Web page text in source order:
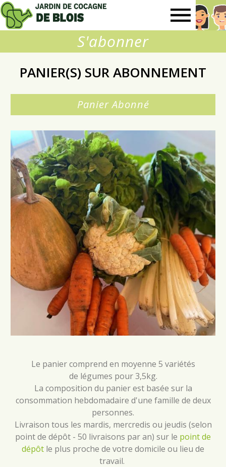
de
Cocagne
de
Blois
S'abonner
PANIER(S) SUR ABONNEMENT
Panier Abonné
Le panier comprend en moyenne 5 variétés
de légumes pour 3,5kg.
La composition du panier est basée sur la
consommation hebdomadaire d'une famille de deux
personnes.
Livraison tous les mardis, mercredis ou jeudis (selon
point de dépôt - 50 livraisons par an) sur le point de
dépôt le plus proche de votre domicile ou lieu de
travail.